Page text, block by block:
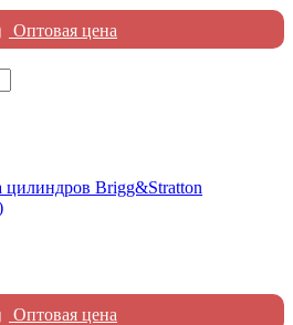
Оптовая цена
цилиндров Brigg&Stratton
Оптовая цена